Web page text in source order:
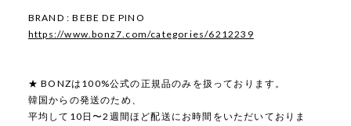
BRAND : BEBE DE PINO
https://www.bonz7.com/categories/6212239
★ BONZは100%公式の正規品のみを扱っております。
韓国からの発送のため、
平均して10日〜2週間ほど配送にお時間をいただいておりま